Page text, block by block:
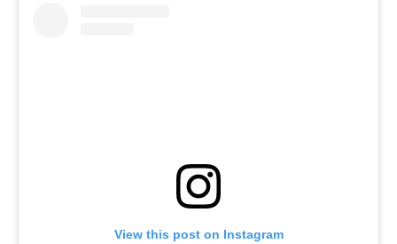
View this post on Instagram